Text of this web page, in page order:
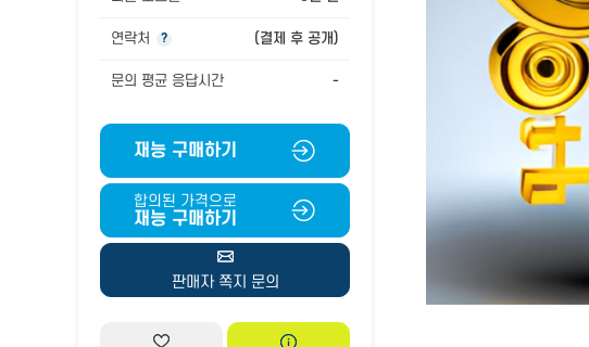
연락처 ? (결제 후 공개)
문의 평균 응답시간 -
재능 구매하기
합의된 가격으로
재능 구매하기
판매자 쪽지 문의